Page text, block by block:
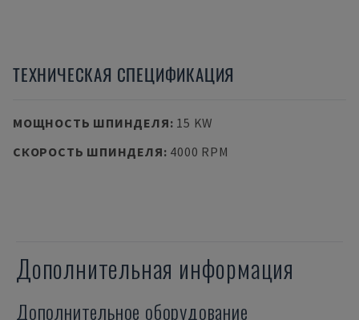
ТЕХНИЧЕСКАЯ СПЕЦИФИКАЦИЯ
МОЩНОСТЬ ШПИНДЕЛЯ: 15 KW
СКОРОСТЬ ШПИНДЕЛЯ: 4000 RPM
Дополнительная информация
Дополнительное оборудование